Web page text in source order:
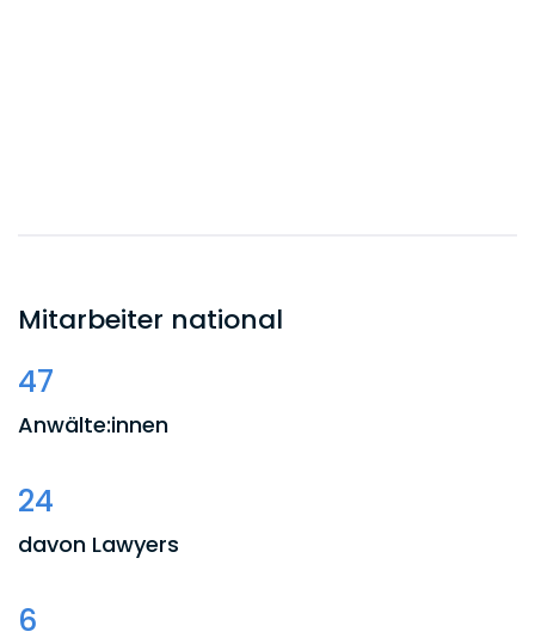
Mitarbeiter national
47
Anwälte:innen
24
davon Lawyers
6